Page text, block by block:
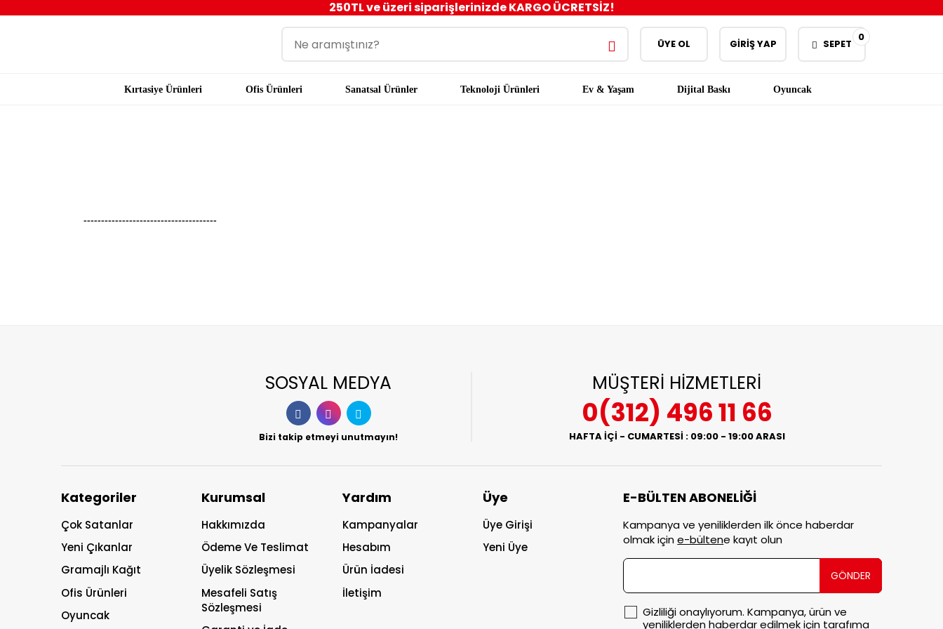
250TL ve üzeri siparişlerinizde KARGO ÜCRETSİZ!
ÜYE OL GİRİŞ YAP SEPET
0
Kırtasiye Ürünleri Ofis Ürünleri Sanatsal Ürünler Teknoloji Ürünleri Ev & Yaşam Dijital Baskı Oyuncak
--------------------------------------
SOSYAL MEDYA
Bizi takip etmeyi unutmayın!
MÜŞTERİ HİZMETLERİ
0(312) 496 11 66
HAFTA İÇİ - CUMARTESİ : 09:00 - 19:00 ARASI
Kategoriler
Çok Satanlar
Yeni Çıkanlar
Gramajlı Kağıt
Ofis Ürünleri
Oyuncak
Kurumsal
Hakkımızda
Ödeme Ve Teslimat
Üyelik Sözleşmesi
Mesafeli Satış
Sözleşmesi
Yardım
Kampanyalar
Hesabım
Ürün İadesi
İletişim
Üye
Üye Girişi
Yeni Üye
E-BÜLTEN ABONELİĞİ
Kampanya ve yeniliklerden ilk önce haberdar
olmak içine-bültene kayıt olun
GÖNDER
Gizliliği onaylıyorum. Kampanya, ürün ve
yeniliklerden haberdar edilmek için tarafıma